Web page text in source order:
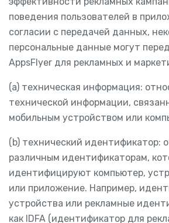
поведения пользователей в
согласии с передачей данных,
персональные данные могут
AppsFlyer для рекламных и
(a) техническая информация:
технической информации,
мобильным устройством или
(b) технический идентификатор:
различным идентификаторам,
идентифицируют компьютер,
или приложение. Например,
устройства или рекламные
как IDFA (идентификатор для